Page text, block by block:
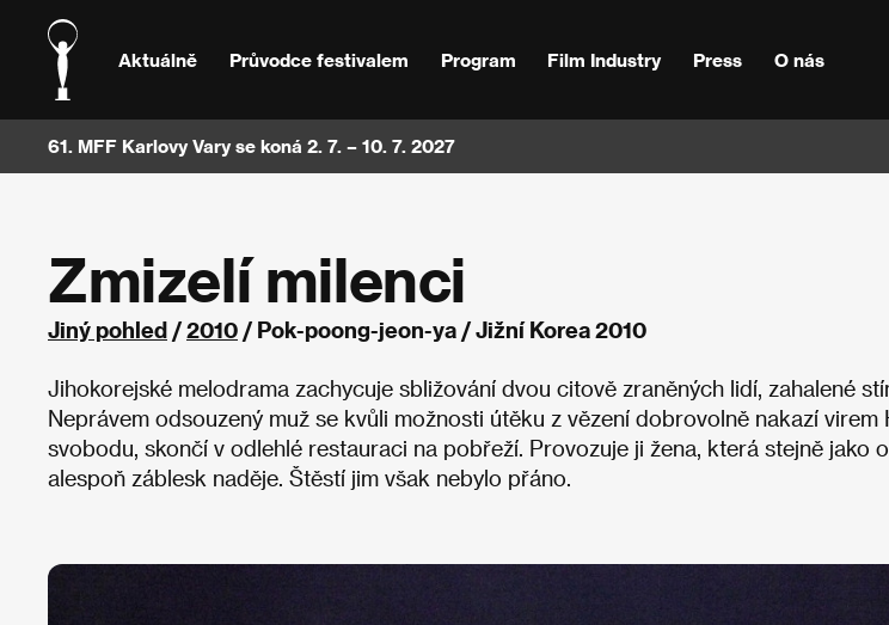
Aktuálně Průvodce festivalem Program Film Industry Press O nás
61. MFF Karlovy Vary se koná 2. 7. – 10. 7. 2027
Zmizelí milenci
Jiný pohled /2010 / Pok-poong-jeon-ya / Jižní Korea 2010
Jihokorejské melodrama zachycuje sbližování dvou citově zraněných lidí, zahalené
Neprávem odsouzený muž se kvůli možnosti útěku z vězení dobrovolně nakazí virem
svobodu, skončí v odlehlé restauraci na pobřeží. Provozuje ji žena, která stejně jako
alespoň záblesk naděje. Štěstí jim však nebylo přáno.